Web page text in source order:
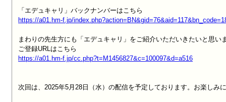
https://a01.hm-f.jp/
まわりの先生方にも「エデュキャリ」をご紹介いただいきたいと思
https://a01.hm-f.jp/cc.php?t=M1456827&c=100097&d=a516
次回は、2025年5月28日（水）の配信を予定しております。お楽しみ